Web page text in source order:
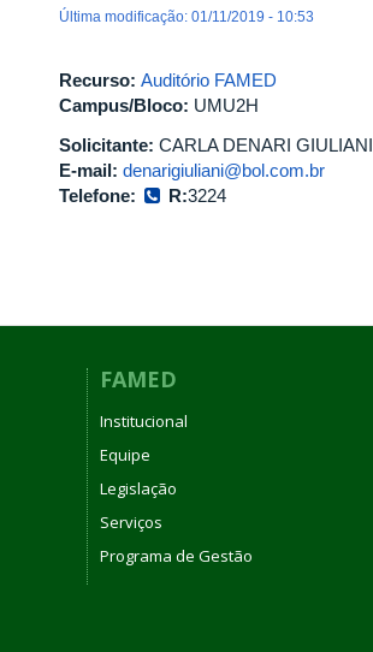
Última modificação: 01/11/2019 - 10:53
Recurso: Auditório FAMED
Campus/Bloco: UMU2H
Solicitante: CARLA DENARI GIULIANI
E-mail: denarigiuliani@bol.com.br
Telefone:
R:3224
FAMED
Institucional
Equipe
Legislação
Serviços
Programa de Gestão